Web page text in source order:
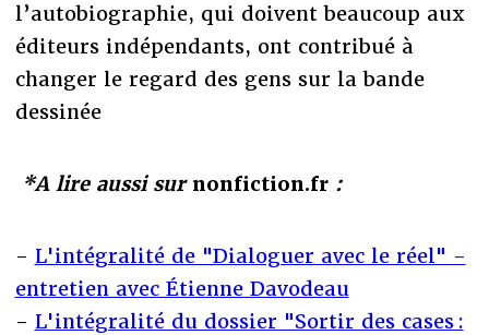
l’autobiographie, qui doivent beaucoup aux
éditeurs indépendants, ont contribué à
changer le regard des gens sur la bande
dessinée
*A lire aussi sur nonfiction.fr :
- L'intégralité de "Dialoguer avec le réel" -
entretien avec Étienne Davodeau
- L'intégralité du dossier "Sortir des cases :